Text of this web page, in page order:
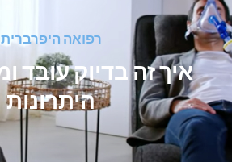
רפואה היפרברית
היתרונות